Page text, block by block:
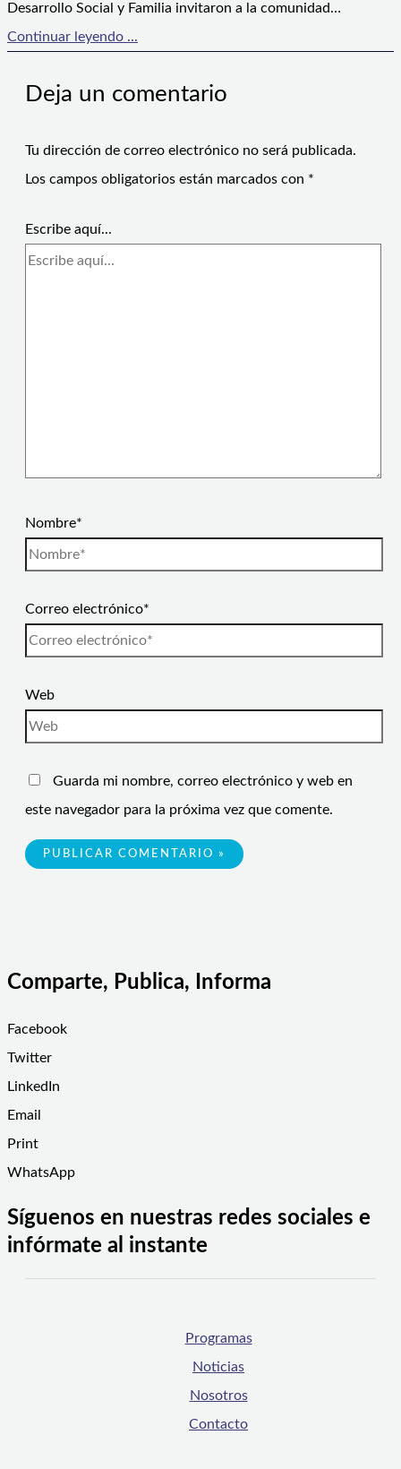
Desarrollo Social y Familia invitaron a la comunidad…
Continuar leyendo ...
Deja un comentario
Tu dirección de correo electrónico no será publicada.
Los campos obligatorios están marcados con *
Escribe aquí...
Nombre*
Correo electrónico*
Web
Guarda mi nombre, correo electrónico y web en
este navegador para la próxima vez que comente.
Comparte, Publica, Informa
Facebook
Twitter
LinkedIn
Email
Print
WhatsApp
Síguenos en nuestras redes sociales e
infórmate al instante
Programas
Noticias
Nosotros
Contacto